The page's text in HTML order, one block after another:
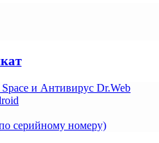
и Антивирус Dr.Web
серийному номеру)